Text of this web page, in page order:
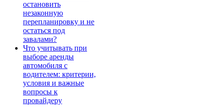
остановить
незаконную
перепланировку и не
остаться под
завалами?
Что учитывать при
выборе аренды
автомобиля с
водителем: критерии,
условия и важные
вопросы к
провайдеру